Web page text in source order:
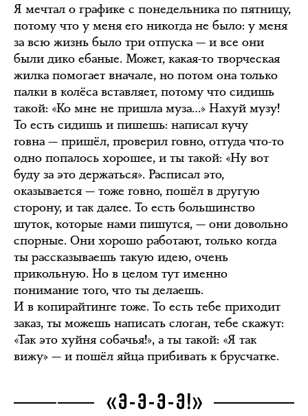
Я мечтал о графике с понедельника по пятницу,
потому что у меня его никогда не было: у меня
за всю жизнь было три отпуска — и все они
были дико ебаные. Может, какая-то творческая
жилка помогает вначале, но потом она только
палки в колёса вставляет, потому что сидишь
такой: «Ко мне не пришла муза…» Нахуй музу!
То есть сидишь и пишешь: написал кучу
говна — пришёл, проверил говно, оттуда что-то
одно попалось хорошее, и ты такой: «Ну вот
буду за это держаться». Расписал это,
оказывается — тоже говно, пошёл в другую
сторону, и так далее. То есть большинство
шуток, которые нами пишутся, — они довольно
спорные. Они хорошо работают, только когда
ты рассказываешь такую идею, очень
прикольную. Но в целом тут именно
понимание того, что ты делаешь.
И в копирайтинге тоже. То есть тебе приходит
заказ, ты можешь написать слоган, тебе скажут:
«Так это хуйня собачья!», а ты такой: «Я так
вижу» — и пошёл яйца прибивать к брусчатке.
«Э-Э-Э-Э!»